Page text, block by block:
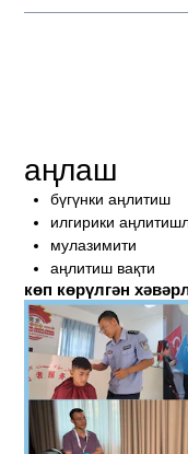
аңлаш
бүгүнки аңлитиш
илгирики
мулазимити
аңлитиш вақти
көп көрүлгән